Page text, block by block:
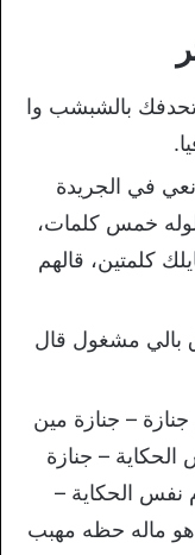
بالشبشب وا
في الجريدة
خمس كلمات،
كلمتين، قالهم
بالي مشغول قال
– جنازة مين
– جنازة
نفس الحكاية –
ماله حظه مهبب